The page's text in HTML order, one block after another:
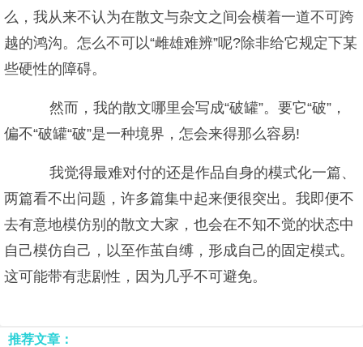
么，我从来不认为在散文与杂文之间会横着一道不可跨
越的鸿沟。怎么不可以“雌雄难辨”呢?除非给它规定下某
些硬性的障碍。
然而，我的散文哪里会写成“破罐”。要它“破”，
偏不“破罐“破”是一种境界，怎会来得那么容易!
我觉得最难对付的还是作品自身的模式化一篇、
两篇看不出问题，许多篇集中起来便很突出。我即便不
去有意地模仿别的散文大家，也会在不知不觉的状态中
自己模仿自己，以至作茧自缚，形成自己的固定模式。
这可能带有悲剧性，因为几乎不可避免。
推荐文章：